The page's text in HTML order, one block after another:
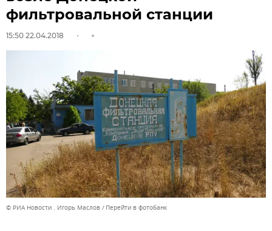
фильтровальной станции
15:50 22.04.2018
© РИА Новости . Игорь Маслов Перейти в фотобанк